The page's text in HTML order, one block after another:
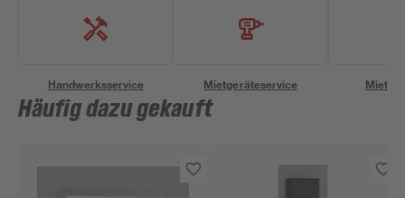
Handwerksservice Mietgeräteservice
Häufig dazu gekauft